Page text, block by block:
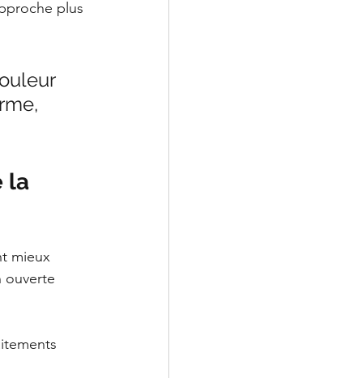
plus
la
mieux
ouverte